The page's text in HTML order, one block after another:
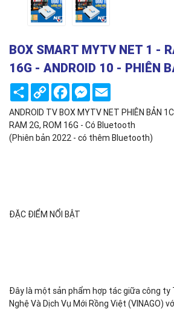
BOX SMART MYTV NET 1 -
16G - ANDROID 10 - PHIÊN
Share
Copy
Link
FacebookMessenger
ANDROID TV BOX MYTV NET PHIÊN BẢN
RAM 2G, ROM 16G - Có Bluetooth
(Phiên bản 2022 - có thêm Bluetooth)
ĐẶC ĐIỂM NỔI BẬT
Đây là một sản phẩm hợp tác giữa công ty
Nghệ Và Dịch Vụ Mới Rồng Việt (VINAGO)